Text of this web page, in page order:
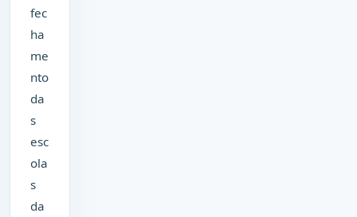
fec
ha
me
nto
da
s
esc
ola
s
da